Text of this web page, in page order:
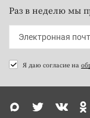
Раз в неделю мы
Я даю согласие на